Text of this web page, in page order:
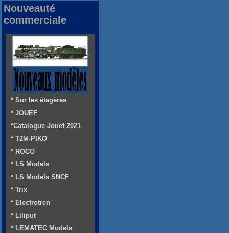
Nouveauté
commerciale
* Sur les étagères
* JOUEF
*Catalogue Jouef 2021
* T2M-PIKO
* ROCO
* LS Models
* LS Models SNCF
* Trix
* Electrotren
* Liliput
* LEMATEC Models